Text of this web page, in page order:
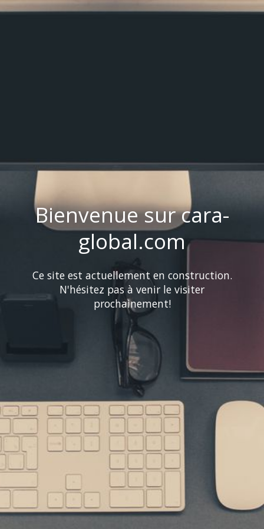
Bienvenue sur cara-
global.com
Ce site est actuellement en construction.
N'hésitez pas à venir le visiter
prochainement!